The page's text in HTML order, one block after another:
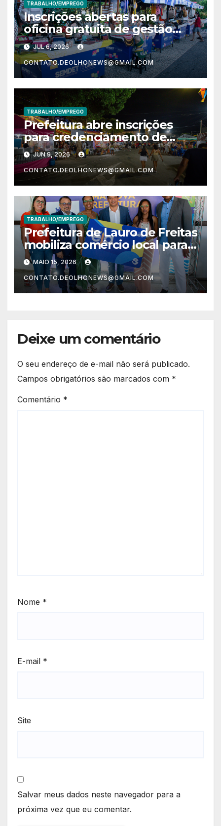
TRABALHO/EMPREGO
Inscrições abertas para
oficina gratuita de gestão
financeira destinada a
empreendedores
JUL 6, 2026
CONTATO.DEOLHONEWS@GMAIL.COM
TRABALHO/EMPREGO
Prefeitura abre inscrições
para credenciamento de
ambulantes para o Pedrão
Lauro 2026
JUN 9, 2026
CONTATO.DEOLHONEWS@GMAIL.COM
TRABALHO/EMPREGO
Prefeitura de Lauro de Freitas
mobiliza comércio local para
impulsionar economia por
meio do Bolsa EJA
MAIO 15, 2026
CONTATO.DEOLHONEWS@GMAIL.COM
Deixe um comentário
O seu endereço de e-mail não será publicado.
Campos obrigatórios são marcados com *
Comentário *
Nome *
E-mail *
Site
Salvar meus dados neste navegador para a
próxima vez que eu comentar.